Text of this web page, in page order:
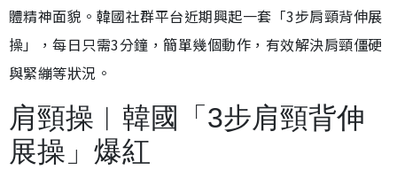
體精神面貌。韓國社群平台近期興起一套「3步肩頸背伸展
操」，每日只需3分鐘，簡單幾個動作，有效解決肩頸僵硬
與緊繃等狀況。
肩頸操︱韓國「3步肩頸背伸
展操」爆紅